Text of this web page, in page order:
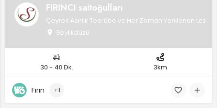
FIRINCI saitoğulları
Çeyrek Asırlık Tecrübe ve Her Zaman Yenilenen
Beylikdüzü
30 - 40 Dk. 3km
Fırın +1